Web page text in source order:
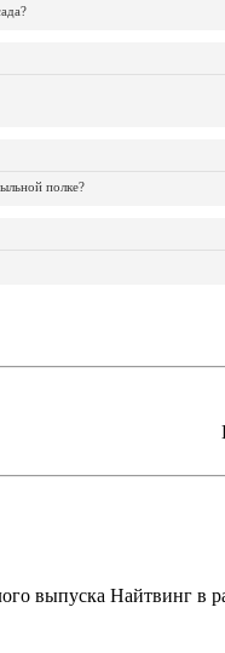
полке?
выпуска Найтвинг в